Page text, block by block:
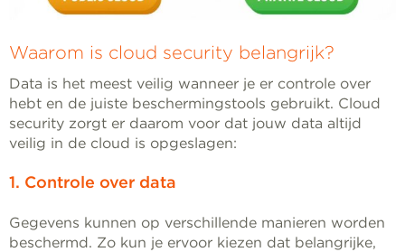
Waarom is cloud security belangrijk?
Data is het meest veilig wanneer je er controle over
hebt en de juiste beschermingstools gebruikt. Cloud
security zorgt er daarom voor dat jouw data altijd
veilig in de cloud is opgeslagen:
1. Controle over data
Gegevens kunnen op verschillende manieren worden
beschermd. Zo kun je ervoor kiezen dat belangrijke,